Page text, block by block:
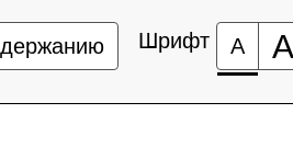
Шрифт А А